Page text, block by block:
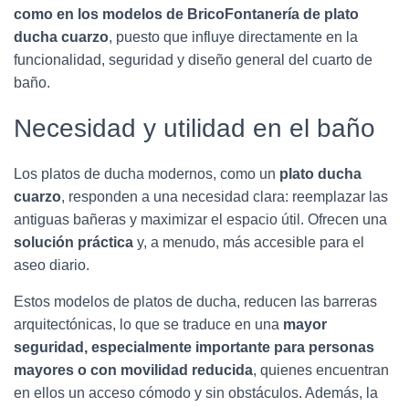
como en los modelos de BricoFontanería de plato
ducha cuarzo, puesto que influye directamente en la
funcionalidad, seguridad y diseño general del cuarto de
baño.
Necesidad y utilidad en el baño
Los platos de ducha modernos, como un plato ducha
cuarzo, responden a una necesidad clara: reemplazar las
antiguas bañeras y maximizar el espacio útil. Ofrecen una
solución práctica y, a menudo, más accesible para el
aseo diario.
Estos modelos de platos de ducha, reducen las barreras
arquitectónicas, lo que se traduce en una mayor
seguridad, especialmente importante para personas
mayores o con movilidad reducida, quienes encuentran
en ellos un acceso cómodo y sin obstáculos. Además, la